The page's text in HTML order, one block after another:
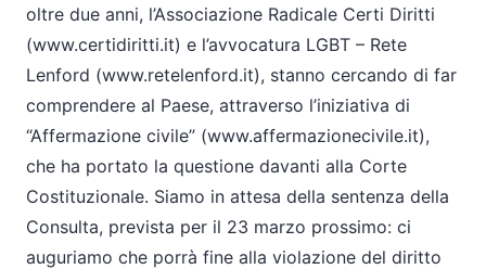
oltre due anni, l’Associazione Radicale Certi Diritti
(www.certidiritti.it) e l’avvocatura LGBT – Rete
Lenford (www.retelenford.it), stanno cercando di far
comprendere al Paese, attraverso l’iniziativa di
“Affermazione civile” (www.affermazionecivile.it),
che ha portato la questione davanti alla Corte
Costituzionale. Siamo in attesa della sentenza della
Consulta, prevista per il 23 marzo prossimo: ci
auguriamo che porrà fine alla violazione del diritto